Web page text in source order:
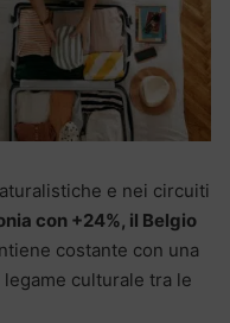
e nei circuiti
con +24%, il Belgio
costante con una
culturale tra le